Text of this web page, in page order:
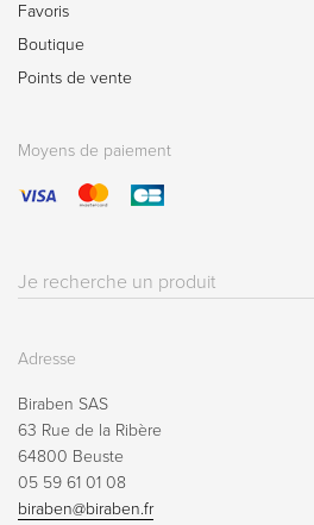
Favoris
Boutique
Points de vente
Moyens de paiement
Résultat(s)
Adresse
Biraben SAS
63 Rue de la Ribère
64800 Beuste
05 59 61 01 08
biraben@biraben.fr